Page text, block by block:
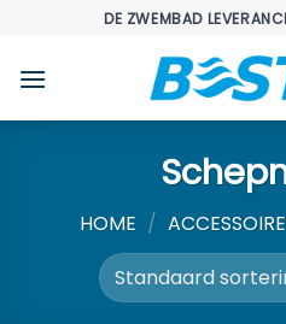
inhoud
DE ZWEMBAD
HOME /